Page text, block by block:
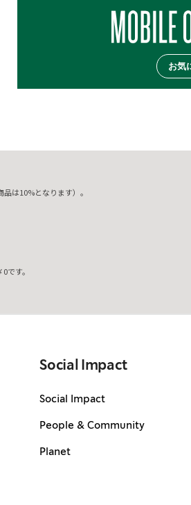
お気
は10%となります）。
です。
Social Impact
Social Impact
People & Community
Planet